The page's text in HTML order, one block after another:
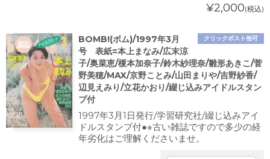
¥2,000(税込)
クリックポスト他可
BOMB!(ボム)/1997年3月
号 表紙=本上まなみ/広末涼
子/奥菜恵/榎本加奈子/鈴木紗理奈/雛形あきこ/菅
野美穂/MAX/京野ことみ/山田まりや/吉野紗香/
辺見えみり/立花かおり/綴じ込みアイドルスタン
プ付
1997年3月1日発行/学習研究社/綴じ込みアイ
ドルスタンプ付●※古い雑誌ですので多少の経
年劣化はご理解くださいませ。